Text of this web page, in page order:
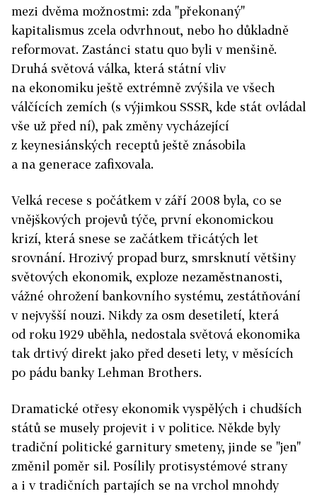
mezi dvěma možnostmi: zda "překonaný"
kapitalismus zcela odvrhnout, nebo ho důkladně
reformovat. Zastánci statu quo byli v menšině.
Druhá světová válka, která státní vliv
na ekonomiku ještě extrémně zvýšila ve všech
válčících zemích (s výjimkou SSSR, kde stát ovládal
vše už před ní), pak změny vycházející
z keynesiánských receptů ještě znásobila
a na generace zafixovala.
Velká recese s počátkem v září 2008 byla, co se
vnějškových projevů týče, první ekonomickou
krizí, která snese se začátkem třicátých let
srovnání. Hrozivý propad burz, smrsknutí většiny
světových ekonomik, exploze nezaměstnanosti,
vážné ohrožení bankovního systému, zestátňování
v nejvyšší nouzi. Nikdy za osm desetiletí, která
od roku 1929 uběhla, nedostala světová ekonomika
tak drtivý direkt jako před deseti lety, v měsících
po pádu banky Lehman Brothers.
Dramatické otřesy ekonomik vyspělých i chudších
států se musely projevit i v politice. Někde byly
tradiční politické garnitury smeteny, jinde se "jen"
změnil poměr sil. Posílily protisystémové strany
a i v tradičních partajích se na vrchol mnohdy